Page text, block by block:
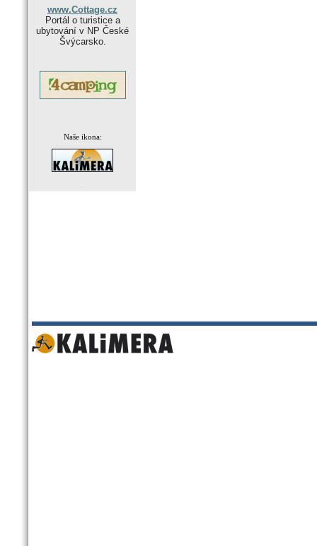
www.Cottage.cz
Portál o turistice a
ubytování v NP České
Švýcarsko.
Naše ikona: